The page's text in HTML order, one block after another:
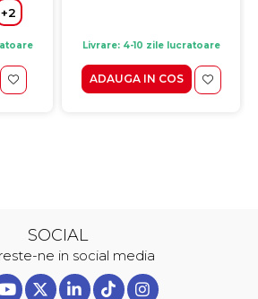
+2
Livrare: 4-10 zile lucratoare
ADAUGA IN COS
SOCIAL
ne in social media